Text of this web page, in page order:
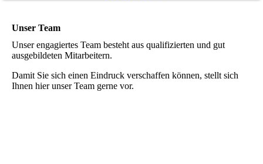
Unser Team
Unser engagiertes Team besteht aus qualifizierten und gut
ausgebildeten Mitarbeitern.
Damit Sie sich einen Eindruck verschaffen können, stellt sich
Ihnen hier unser Team gerne vor.